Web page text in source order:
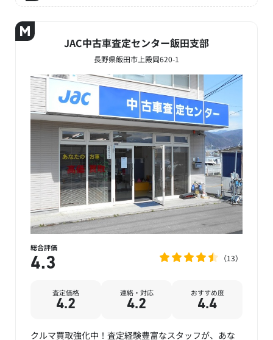
JAC中古車査定センター飯田支部
長野県飯田市上殿岡620-1
総合評価
4.3 13
査定価格
4.2
連絡・対応
4.2
おすすめ度
4.4
クルマ買取強化中！査定経験豊富なスタッフが、あな